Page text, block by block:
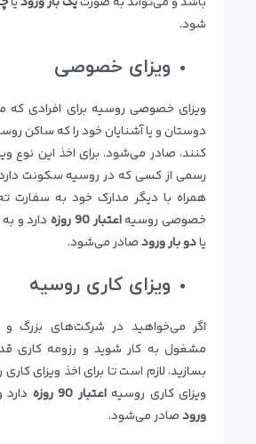
شود.
ویزای خصوصی
ویزای خصوصی روسیه برای افرادی که
دوستان و یا آشنایان خود را که ساکن
کنند، صادر می‌شود. برای اخذ این نوع
رسمی از کسی که در روسیه سکونت
همراه با دیگر مدارک خود به سفارت
خصوصی روسیهاعتبار 90 روزه دارد و
یادو بار ورودصادر می‌شود.
ویزای کاری روسیه
اگر می‌خواهید در شرکت‌های بزرگ و
مشغول به کار شوید و رزومه کاری
بسازید، لازم است تا برای اخذ ویزای
ویزای کاری روسیهاعتبار 90 روزه
ورودصادر می‌شود.